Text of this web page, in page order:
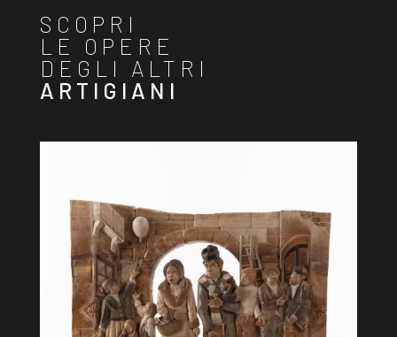
SCOPRI
LE OPERE
DEGLI ALTRI
ARTIGIANI